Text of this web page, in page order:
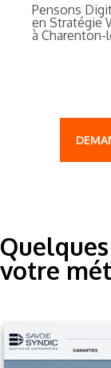
Pensons
en Stratégie
à Charenton-
votre